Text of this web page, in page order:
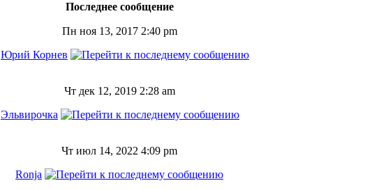
Последнее сообщение
Пн ноя 13, 2017 2:40 pm
Юрий Корнев
Чт дек 12, 2019 2:28 am
Эльвирочка
Чт июл 14, 2022 4:09 pm
Ronja